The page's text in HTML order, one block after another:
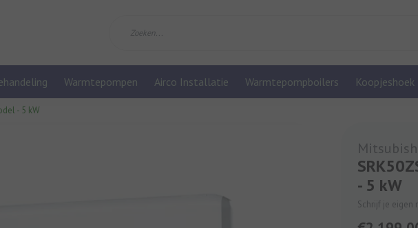
Warmtepompen Airco Installatie Warmtepompboilers Koopjeshoek
- 5 kW
- 5 kW
Schrijf je eigen